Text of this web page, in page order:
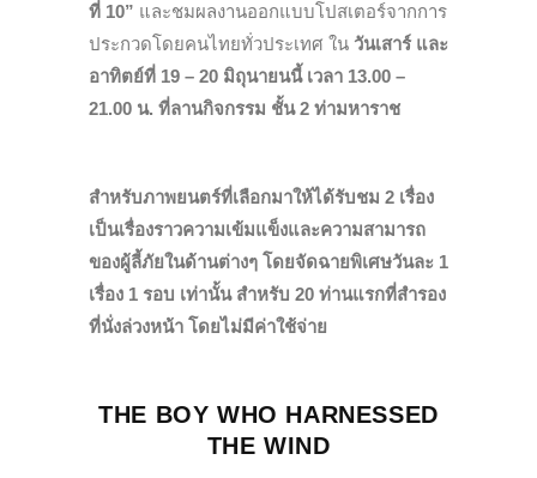
ที่ 10” และชมผลงานออกแบบโปสเตอร์จากการ
ประกวดโดยคนไทยทั่วประเทศ ใน วันเสาร์ และ
อาทิตย์ที่ 19 – 20 มิถุนายนนี้ เวลา 13.00 –
21.00 น. ที่ลานกิจกรรม ชั้น 2 ท่ามหาราช
สำหรับภาพยนตร์ที่เลือกมาให้ได้รับชม 2 เรื่อง
เป็นเรื่องราวความเข้มแข็งและความสามารถ
ของผู้ลี้ภัยในด้านต่างๆ โดยจัดฉายพิเศษวันละ 1
เรื่อง 1 รอบ เท่านั้น สำหรับ 20 ท่านแรกที่สำรอง
ที่นั่งล่วงหน้า โดยไม่มีค่าใช้จ่าย
THE BOY WHO HARNESSED
THE WIND